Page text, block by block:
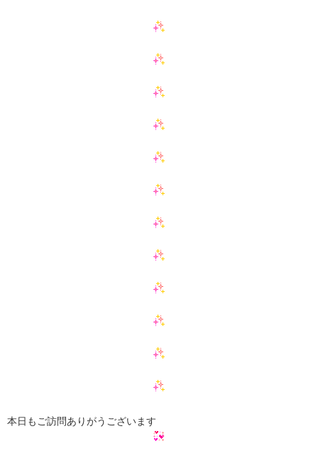
本日もご訪問ありがうございます